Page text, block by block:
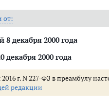
от:
декабря 2000 года
2000 года
г. N 227-ФЗ в преамбулу
редакции